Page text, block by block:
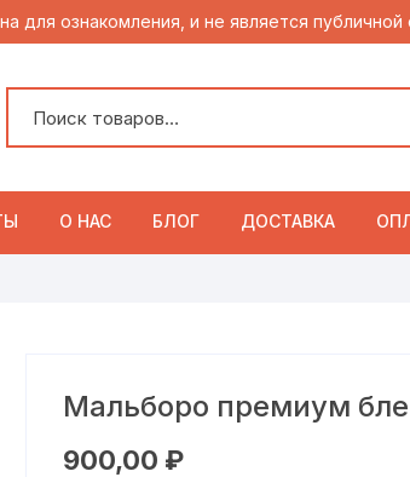
для ознакомления, и не является
О НАС БЛОГ ДОСТАВКА
Мальборо премиум
900,00 ₽